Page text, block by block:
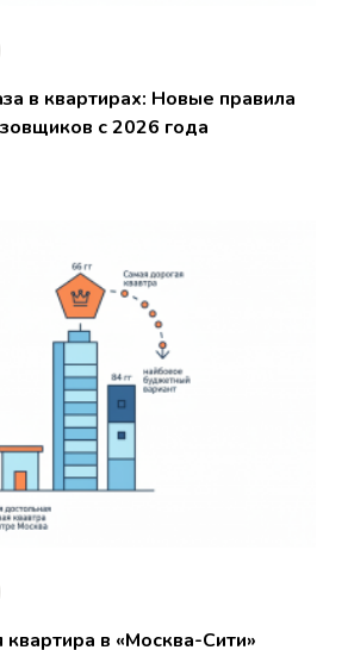
в квартирах: Новые правила
с 2026 года
в «Москва-Сити»